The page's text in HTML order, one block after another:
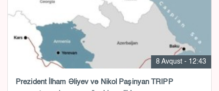
8 Avqust - 12:43
Prezident İlham Əliyev və Nikol Paşinyan TRIPP